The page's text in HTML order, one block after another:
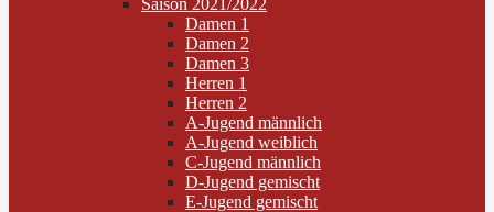
Saison 2021/2022
Damen 1
Damen 2
Damen 3
Herren 1
Herren 2
A-Jugend männlich
A-Jugend weiblich
C-Jugend männlich
D-Jugend gemischt
E-Jugend gemischt